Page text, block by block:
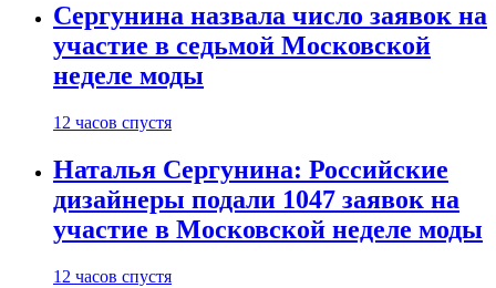
Сергунина назвала число заявок на
участие в седьмой Московской
неделе моды
12 часов спустя
Наталья Сергунина: Российские
дизайнеры подали 1047 заявок на
участие в Московской неделе моды
12 часов спустя